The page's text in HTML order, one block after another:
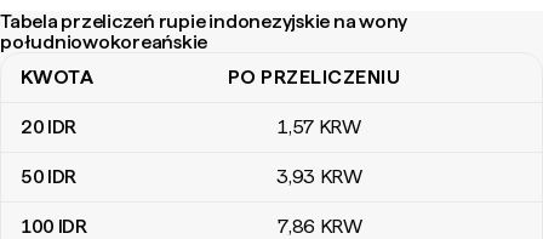
Tabela przeliczeń rupie indonezyjskie na wony
południowokoreańskie
Tabela przeliczeń rupie indonezyjskie na wony
KWOTA PO PRZELICZENIU
20 IDR 1,57 KRW
50 IDR 3,93 KRW
100 IDR 7,86 KRW